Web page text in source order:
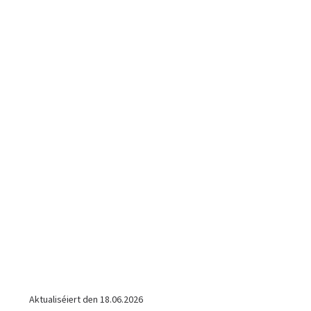
Aktualiséiert den 18.06.2026